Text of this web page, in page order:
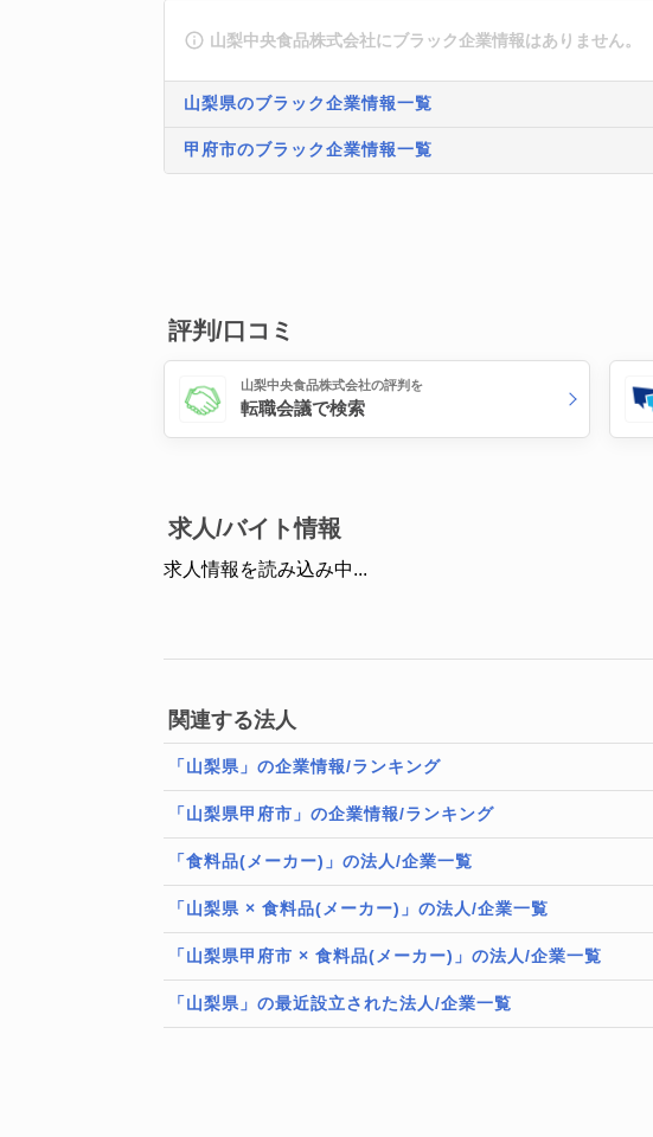
山梨中央食品株式会社にブラック企業情報はありません。
山梨県のブラック企業情報一覧
甲府市のブラック企業情報一覧
評判/口コミ
山梨中央食品株式会社の評判を
転職会議で検索
求人/バイト情報
求人情報を読み込み中...
関連する法人
「山梨県」の企業情報/ランキング
「山梨県甲府市」の企業情報/ランキング
「食料品(メーカー)」の法人/企業一覧
「山梨県 × 食料品(メーカー)」の法人/企業一覧
「山梨県甲府市 × 食料品(メーカー)」の法人/企業一覧
「山梨県」の最近設立された法人/企業一覧